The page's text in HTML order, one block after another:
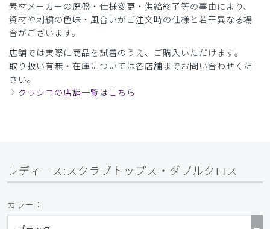
素材メーカーの廃盤・仕様変更・供給終了等の事由により、
資材や刺繍の色味・風合いがご注文時の仕様と若干異なる場
合がございます。
店舗では実際に商品を試着のうえ、ご購入いただけます。
取り扱い有無・在庫については各店舗までお問い合わせくだ
さい。
クラシコの店舗一覧はこちら
レディース:スクラブトップス・ダブルクロス
カラー：